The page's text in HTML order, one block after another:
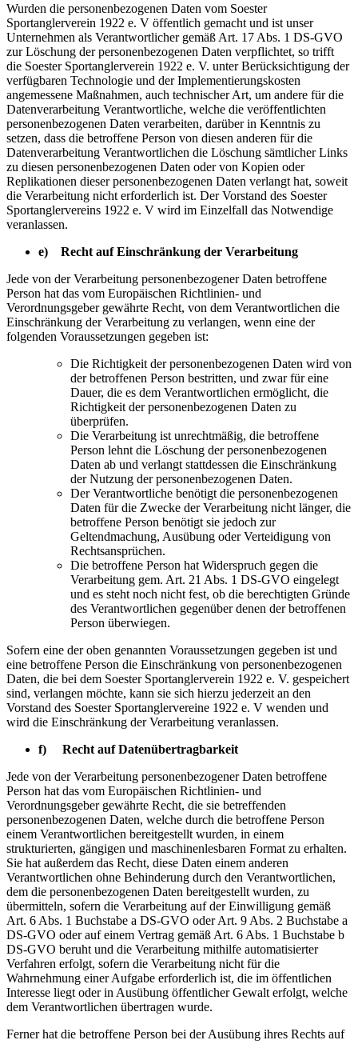
Wurden die personenbezogenen Daten vom Soester
Sportanglerverein 1922 e. V öffentlich gemacht und ist unser
Unternehmen als Verantwortlicher gemäß Art. 17 Abs. 1 DS-GVO
zur Löschung der personenbezogenen Daten verpflichtet, so trifft
die Soester Sportanglerverein 1922 e. V. unter Berücksichtigung der
verfügbaren Technologie und der Implementierungskosten
angemessene Maßnahmen, auch technischer Art, um andere für die
Datenverarbeitung Verantwortliche, welche die veröffentlichten
personenbezogenen Daten verarbeiten, darüber in Kenntnis zu
setzen, dass die betroffene Person von diesen anderen für die
Datenverarbeitung Verantwortlichen die Löschung sämtlicher Links
zu diesen personenbezogenen Daten oder von Kopien oder
Replikationen dieser personenbezogenen Daten verlangt hat, soweit
die Verarbeitung nicht erforderlich ist. Der Vorstand des Soester
Sportanglervereins 1922 e. V wird im Einzelfall das Notwendige
veranlassen.
e) Recht auf Einschränkung der Verarbeitung
Jede von der Verarbeitung personenbezogener Daten betroffene
Person hat das vom Europäischen Richtlinien- und
Verordnungsgeber gewährte Recht, von dem Verantwortlichen die
Einschränkung der Verarbeitung zu verlangen, wenn eine der
folgenden Voraussetzungen gegeben ist:
Die Richtigkeit der personenbezogenen Daten wird von
der betroffenen Person bestritten, und zwar für eine
Dauer, die es dem Verantwortlichen ermöglicht, die
Richtigkeit der personenbezogenen Daten zu
überprüfen.
Die Verarbeitung ist unrechtmäßig, die betroffene
Person lehnt die Löschung der personenbezogenen
Daten ab und verlangt stattdessen die Einschränkung
der Nutzung der personenbezogenen Daten.
Der Verantwortliche benötigt die personenbezogenen
Daten für die Zwecke der Verarbeitung nicht länger, die
betroffene Person benötigt sie jedoch zur
Geltendmachung, Ausübung oder Verteidigung von
Rechtsansprüchen.
Die betroffene Person hat Widerspruch gegen die
Verarbeitung gem. Art. 21 Abs. 1 DS-GVO eingelegt
und es steht noch nicht fest, ob die berechtigten Gründe
des Verantwortlichen gegenüber denen der betroffenen
Person überwiegen.
Sofern eine der oben genannten Voraussetzungen gegeben ist und
eine betroffene Person die Einschränkung von personenbezogenen
Daten, die bei dem Soester Sportanglerverein 1922 e. V. gespeichert
sind, verlangen möchte, kann sie sich hierzu jederzeit an den
Vorstand des Soester Sportanglervereine 1922 e. V wenden und
wird die Einschränkung der Verarbeitung veranlassen.
f) Recht auf Datenübertragbarkeit
Jede von der Verarbeitung personenbezogener Daten betroffene
Person hat das vom Europäischen Richtlinien- und
Verordnungsgeber gewährte Recht, die sie betreffenden
personenbezogenen Daten, welche durch die betroffene Person
einem Verantwortlichen bereitgestellt wurden, in einem
strukturierten, gängigen und maschinenlesbaren Format zu erhalten.
Sie hat außerdem das Recht, diese Daten einem anderen
Verantwortlichen ohne Behinderung durch den Verantwortlichen,
dem die personenbezogenen Daten bereitgestellt wurden, zu
übermitteln, sofern die Verarbeitung auf der Einwilligung gemäß
Art. 6 Abs. 1 Buchstabe a DS-GVO oder Art. 9 Abs. 2 Buchstabe a
DS-GVO oder auf einem Vertrag gemäß Art. 6 Abs. 1 Buchstabe b
DS-GVO beruht und die Verarbeitung mithilfe automatisierter
Verfahren erfolgt, sofern die Verarbeitung nicht für die
Wahrnehmung einer Aufgabe erforderlich ist, die im öffentlichen
Interesse liegt oder in Ausübung öffentlicher Gewalt erfolgt, welche
dem Verantwortlichen übertragen wurde.
Ferner hat die betroffene Person bei der Ausübung ihres Rechts auf